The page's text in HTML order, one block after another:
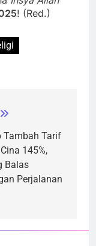
! (Red.)
Tambah Tarif
145%,
Balas
Perjalanan